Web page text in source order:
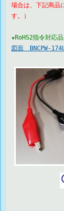
場合は、下記商品
す。）
★RoHS2指令対応
図面 BNCPW-